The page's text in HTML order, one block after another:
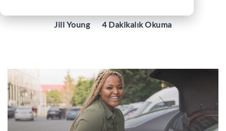
Jill Young 4 Dakikalık Okuma